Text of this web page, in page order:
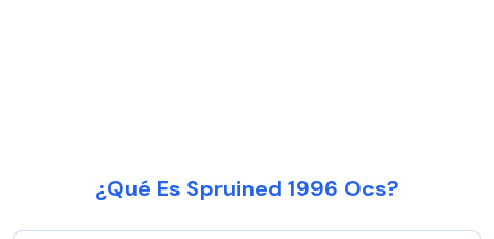
¿Qué Es Spruined 1996 Ocs?